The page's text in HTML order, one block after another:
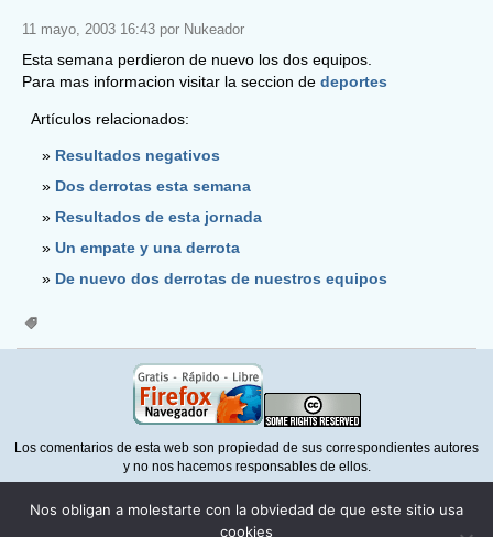
11 mayo, 2003 16:43 por Nukeador
Esta semana perdieron de nuevo los dos equipos.
Para mas informacion visitar la seccion de deportes
Artículos relacionados:
Resultados negativos
Dos derrotas esta semana
Resultados de esta jornada
Un empate y una derrota
De nuevo dos derrotas de nuestros equipos
Los comentarios de esta web son propiedad de sus correspondientes autores
y no nos hacemos responsables de ellos.
respete la normativa delW3CcomoMozilla Firefox
Nos obligan a molestarte con la obviedad de que este sitio usa
cookies